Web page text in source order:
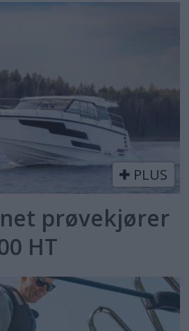
PLUS
prøvekjører
HT